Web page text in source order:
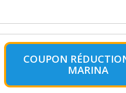
COUPON
MARINA